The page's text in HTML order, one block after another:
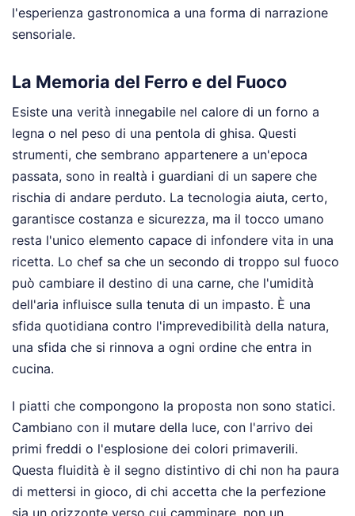
l'esperienza gastronomica a una forma di narrazione
sensoriale.
La Memoria del Ferro e del Fuoco
Esiste una verità innegabile nel calore di un forno a
legna o nel peso di una pentola di ghisa. Questi
strumenti, che sembrano appartenere a un'epoca
passata, sono in realtà i guardiani di un sapere che
rischia di andare perduto. La tecnologia aiuta, certo,
garantisce costanza e sicurezza, ma il tocco umano
resta l'unico elemento capace di infondere vita in una
ricetta. Lo chef sa che un secondo di troppo sul fuoco
può cambiare il destino di una carne, che l'umidità
dell'aria influisce sulla tenuta di un impasto. È una
sfida quotidiana contro l'imprevedibilità della natura,
una sfida che si rinnova a ogni ordine che entra in
cucina.
I piatti che compongono la proposta non sono statici.
Cambiano con il mutare della luce, con l'arrivo dei
primi freddi o l'esplosione dei colori primaverili.
Questa fluidità è il segno distintivo di chi non ha paura
di mettersi in gioco, di chi accetta che la perfezione